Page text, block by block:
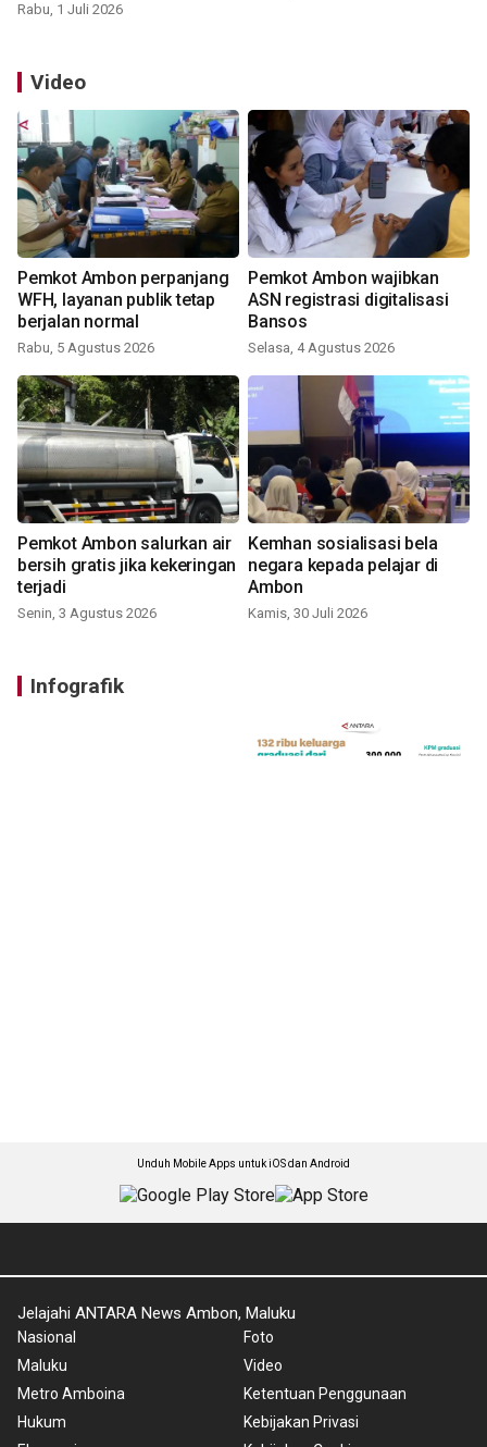
Rabu, 1 Juli 2026
Video
Pemkot Ambon perpanjang
WFH, layanan publik tetap
berjalan normal
Rabu, 5 Agustus 2026
Pemkot Ambon wajibkan
ASN registrasi digitalisasi
Bansos
Selasa, 4 Agustus 2026
Pemkot Ambon salurkan air
bersih gratis jika kekeringan
terjadi
Senin, 3 Agustus 2026
Kemhan sosialisasi bela
negara kepada pelajar di
Ambon
Kamis, 30 Juli 2026
Infografik
Unduh Mobile Apps untuk iOS dan Android
Jelajahi ANTARA News Ambon, Maluku
Nasional
Maluku
Metro Amboina
Hukum
Foto
Video
Ketentuan Penggunaan
Kebijakan Privasi